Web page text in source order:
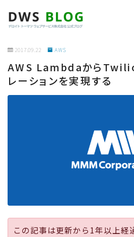
ホーム
AWS
2017.09.22 AWS
AWS Lambdaから
レーションを実現する
この記事は更新から1年以上経